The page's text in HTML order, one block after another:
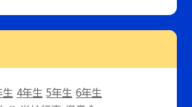
4年生 5年生 6年生